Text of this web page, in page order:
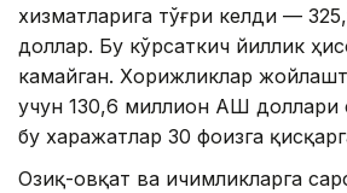
хизматларига тўғри келди —
доллар. Бу кўрсаткич йиллик
камайган. Хорижликлар
учун 130,6 миллион АҚШ доллари
бу харажатлар 30 фоизга
Озиқ-овқат ва ичимликларга